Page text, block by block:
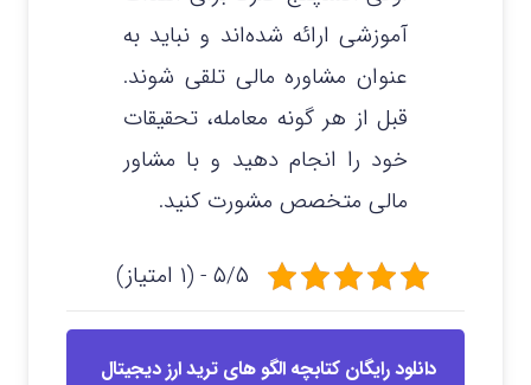
آموزشی ارائه شده‌اند و نباید به
عنوان مشاوره مالی تلقی شوند.
قبل از هر گونه معامله، تحقیقات
خود را انجام دهید و با مشاور
مالی متخصص مشورت کنید.
۵/۵ - (۱ امتیاز)
دانلود رایگان کتابچه الگو های ترید ارز دیجیتال